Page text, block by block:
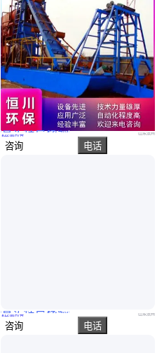
早地选金设备 河道选金船 使用场景多 结构紧凑 耗能低
真实性已核验
￥22 .00万/台 山东滨州
咨询 电话
湖面清洁船 割草船 结构紧凑 水面保洁船 维修方便 长期供应
真实性已核验
￥12 .00万/台 山东滨州
咨询 电话